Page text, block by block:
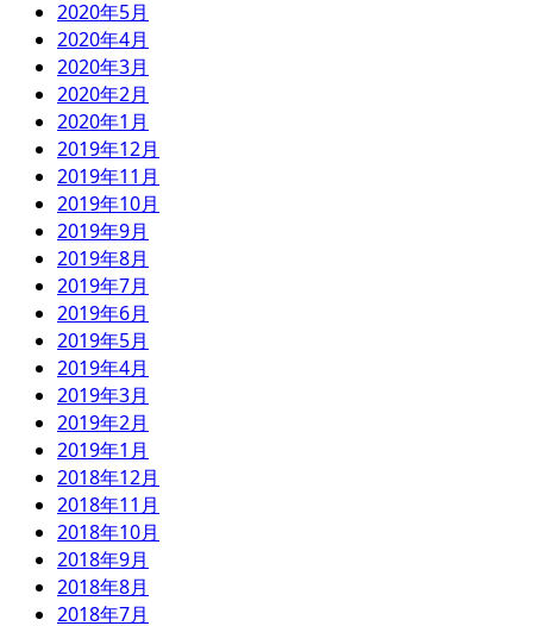
2020年5月
2020年4月
2020年3月
2020年2月
2020年1月
2019年12月
2019年11月
2019年10月
2019年9月
2019年8月
2019年7月
2019年6月
2019年5月
2019年4月
2019年3月
2019年2月
2019年1月
2018年12月
2018年11月
2018年10月
2018年9月
2018年8月
2018年7月